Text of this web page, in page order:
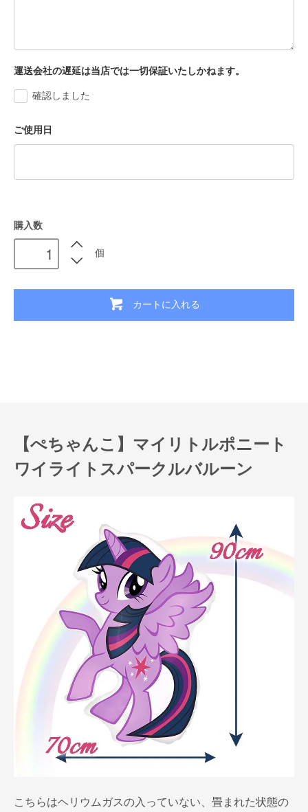
運送会社の遅延は当店では一切保証いたしかねます。
確認しました
ご使用日
購入数
個
カートに入れる
【ぺちゃんこ】マイリトルポニート
ワイライトスパークルバルーン
こちらはヘリウムガスの入っていない、畳まれた状態の